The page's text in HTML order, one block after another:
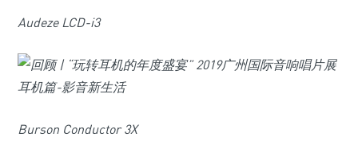
Audeze LCD-i3
Burson Conductor 3X